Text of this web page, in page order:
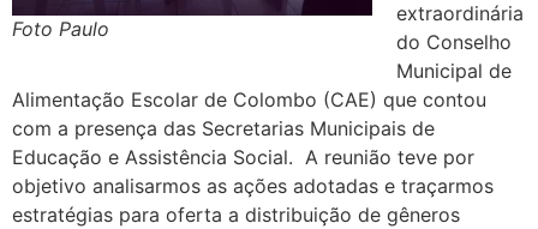
Foto Paulo
extraordinária
do Conselho
Municipal de
Alimentação Escolar de Colombo (CAE) que contou
com a presença das Secretarias Municipais de
Educação e Assistência Social. A reunião teve por
objetivo analisarmos as ações adotadas e traçarmos
estratégias para oferta a distribuição de gêneros